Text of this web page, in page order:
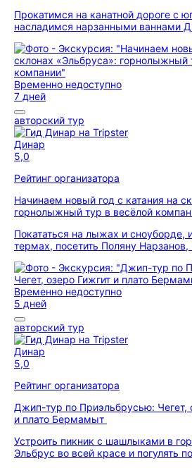
Прокатимся на канатной дороге с
насладимся нарзанными ваннами
Временно недоступно
7 дней
авторский тур
Динар
5,0
Рейтинг организатора
Начинаем новый год с катания на
горнолыжный тур в весёлой
Покататься на лыжах и сноуборде,
термах, посетить Поляну Нарзанов,
Временно недоступно
5 дней
авторский тур
Динар
5,0
Рейтинг организатора
Джип-тур по Приэльбрусью: Чегет,
и плато Бермамыт
Устроить пикник с шашлыками в
Эльбрус во всей красе и погулять